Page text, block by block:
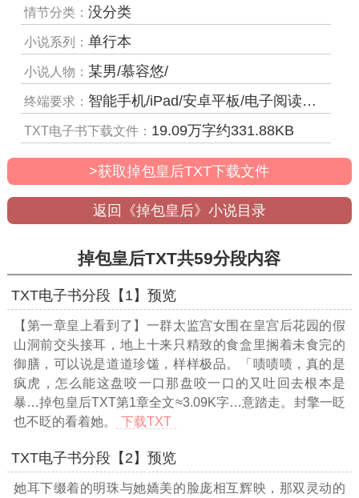
情节分类：没分类
小说系列：单行本
小说人物： 某男/慕容悠/
终端要求： 智能手机/iPad/安卓平板/电子阅读器/MP4等
TXT电子书下载文件： 19.09万字约331.88KB
>获取掉包皇后TXT下载文件
返回《掉包皇后》小说目录
掉包皇后TXT共59分段内容
TXT电子书分段【1】预览
【第一章皇上看到了】一群太监宫女围在皇宫后花园的假
山洞前交头接耳，地上十来只精致的食盒里搁着未食完的
御膳，可以说是道道珍馐，样样极品。「啧啧啧，真的是
疯虎，怎么能这盘咬一口那盘咬一口的又吐回去根本是
暴…掉包皇后TXT第1章全文≈3.09K字…意踏走。封擎一眨
也不眨的看着她。
下载TXT
TXT电子书分段【2】预览
她耳下缀着的明珠与她嬌美的脸庞相互辉映，那双灵动的